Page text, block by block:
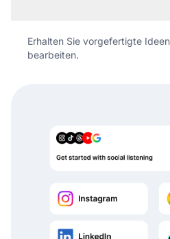
Erhalten Sie vorgefertigte
bearbeiten.